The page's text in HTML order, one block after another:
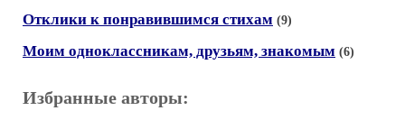
Отклики к понравившимся стихам (9)
Моим одноклассникам, друзьям, знакомым (6)
Избранные авторы: